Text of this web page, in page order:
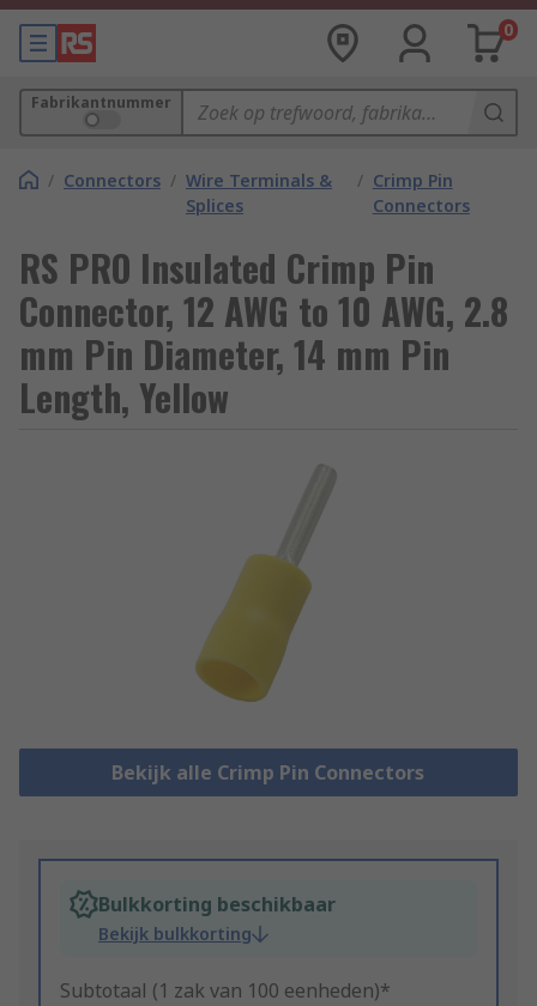
0
Fabrikantnummer
/ Connectors / Wire Terminals &
Splices
/ Crimp Pin
Connectors
RS PRO Insulated Crimp Pin
Connector, 12 AWG to 10 AWG, 2.8
mm Pin Diameter, 14 mm Pin
Length, Yellow
Bekijk alle Crimp Pin Connectors
Bulkkorting beschikbaar
Bekijk bulkkorting
Subtotaal (1 zak van 100 eenheden)*